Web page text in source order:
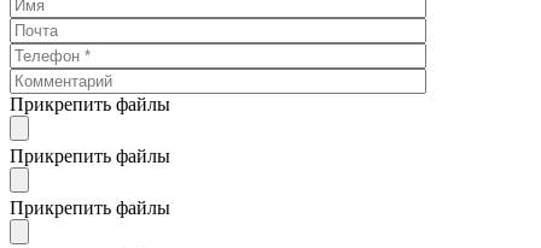
Прикрепить файлы
Прикрепить файлы
Прикрепить файлы